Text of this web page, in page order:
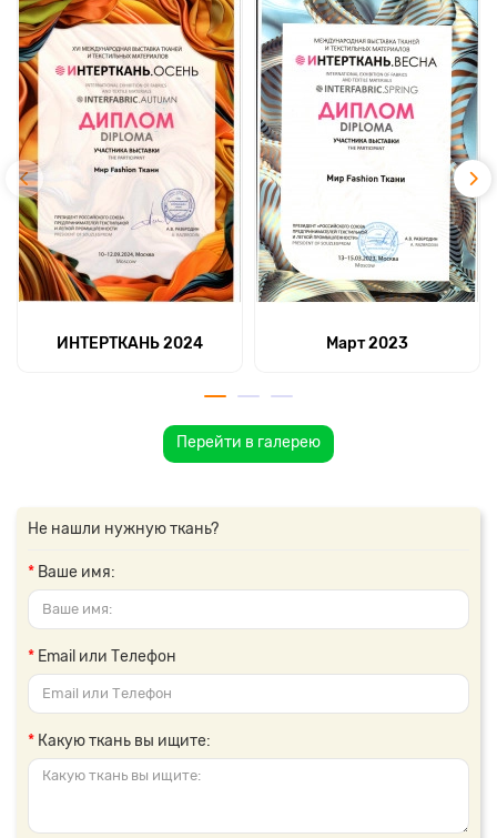
ИНТЕРТКАНЬ 2024 Март 2023
Перейти в галерею
Не нашли нужную ткань?
Ваше имя:
Email или Телефон
Какую ткань вы ищите: